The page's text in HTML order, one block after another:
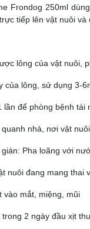
Frondog 250ml
tiếp lên vật nuôi
lông của vật nuôi,
của lông, sử dụng 3-
lần để phòng bệnh
nhà, nơi vật
Pha loãng với
nuôi đang mang thai
vào mắt, miệng, mũi
2 ngày đầu xịt